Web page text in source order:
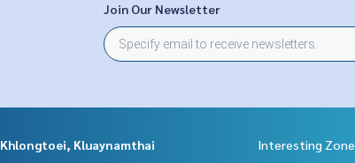
Join Our Newsletter
Khlongtoei, Kluaynamthai
Interesting Zone